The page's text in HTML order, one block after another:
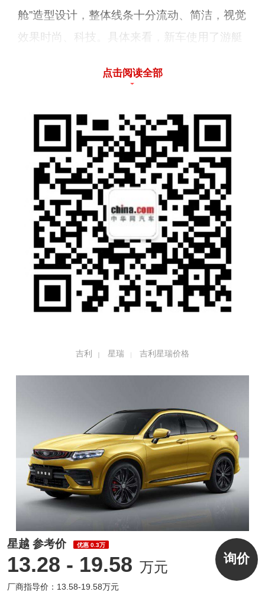
舱”造型设计，整体线条十分流动、简洁，视觉
效果时尚、科技。具体来看，新车使用了游艇
盘、12.3英寸液晶仪表、悬浮式12.3英寸中控
OTA云端升级外，还搭载了App远程控制系
统、GKUI吉客智能生态系统、手机智能蓝牙
钥匙、语音智能交互助手等配置，科技感极
安全部分，新车将配备智能领航、前碰撞预
点击阅读全部
吉利 星瑞 吉利星瑞价格
星越 参考价 优惠 0.3万
13.28 - 19.58 万元
厂商指导价：13.58-19.58万元
询价